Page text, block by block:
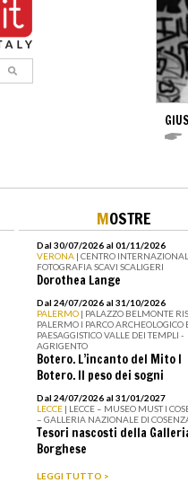
MOSTRE
Dal 30/07/2026 al 01/11/2026
VERONA | CENTRO
FOTOGRAFIA SCAVI SCALIGERI
Dorothea Lange
Dal 24/07/2026 al 31/10/2026
PALERMO | PALAZZO BELMONTE
PALERMO I PARCO ARCHEOLOGICO
PAESAGGISTICO VALLE DEI TEMPLI -
AGRIGENTO
Botero. L’incanto del Mito I
Botero. Il peso dei sogni
Dal 24/07/2026 al 31/01/2027
LECCE | LECCE – MUSEO MUST I
– GALLERIA NAZIONALE DI
Tesori nascosti della
Borghese
LEGGI TUTTO >